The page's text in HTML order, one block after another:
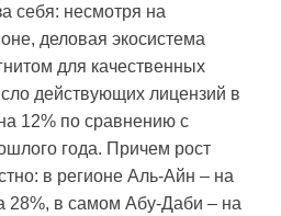
себя: несмотря на
деловая экосистема
для качественных
действующих лицензий в
12% по сравнению с
года. Причем рост
в регионе Аль‑Айн – на
28%, в самом Абу‑Даби – на